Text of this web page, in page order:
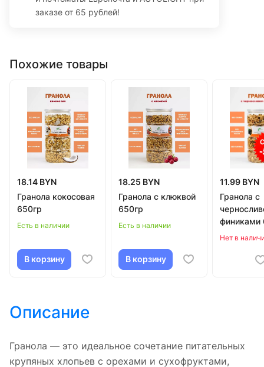
заказе от 65 рублей!
Похожие товары
18.14 BYN
Гранола кокосовая
650гр
Есть в наличии
В корзину
18.25 BYN
Гранола с клюквой
650гр
Есть в наличии
В корзину
11.99 BYN
Гранола с
финиками
Нет в
Описание
Гранола — это идеальное сочетание питательных
крупяных хлопьев с орехами и сухофруктами,